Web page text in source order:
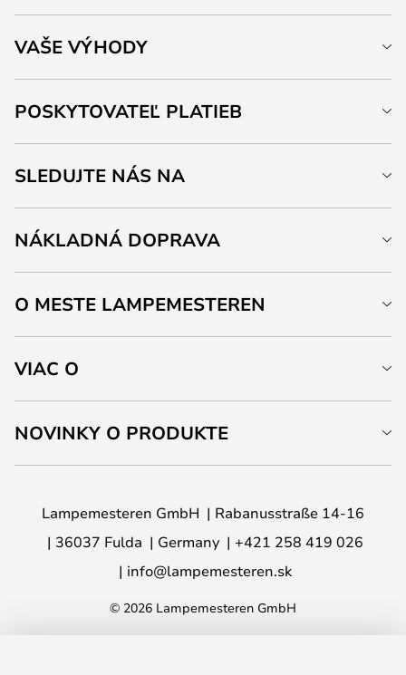
VAŠE VÝHODY
POSKYTOVATEĽ PLATIEB
SLEDUJTE NÁS NA
NÁKLADNÁ DOPRAVA
O MESTE LAMPEMESTEREN
VIAC O
NOVINKY O PRODUKTE
Lampemesteren GmbH
Rabanusstraße 14-16
36037 Fulda
Germany
+421 258 419 026
info@lampemesteren.sk
© 2026 Lampemesteren GmbH